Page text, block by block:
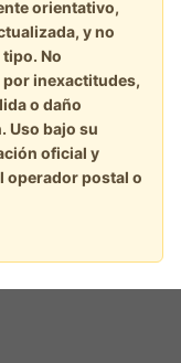
orientativo,
y no
No
inexactitudes,
o daño
Uso bajo su
oficial y
operador postal o